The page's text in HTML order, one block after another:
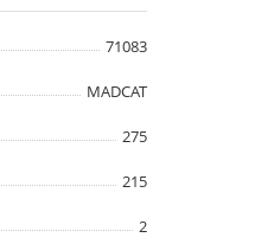
71083
MADCAT
275
215
2